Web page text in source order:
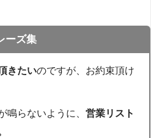
ーズ集
きたいのですが、お約束頂け
鳴らないように、営業リスト